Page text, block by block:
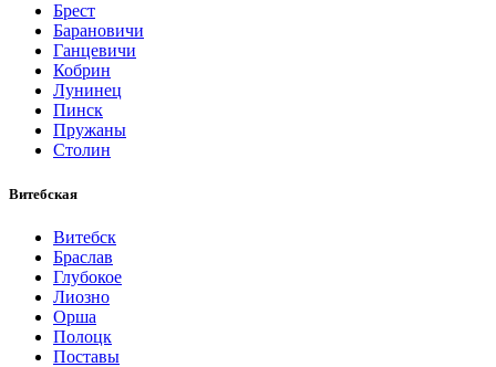
Брест
Барановичи
Ганцевичи
Кобрин
Лунинец
Пинск
Пружаны
Столин
Витебская
Витебск
Браслав
Глубокое
Лиозно
Орша
Полоцк
Поставы